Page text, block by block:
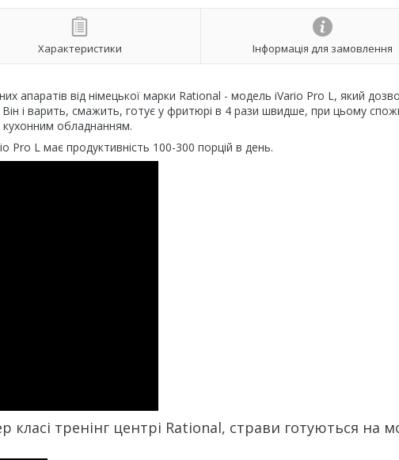
Характеристики Інформація для замовлення
апаратів від німецької марки Rational - модель iVario Pro L, який
Він і варить, смажить, готує у фритюрі в 4 рази швидше, при цьому
кухонним обладнанням.
Pro L має продуктивність 100-300 порцій в день.
тренінг центрі Rational, страви готуються на